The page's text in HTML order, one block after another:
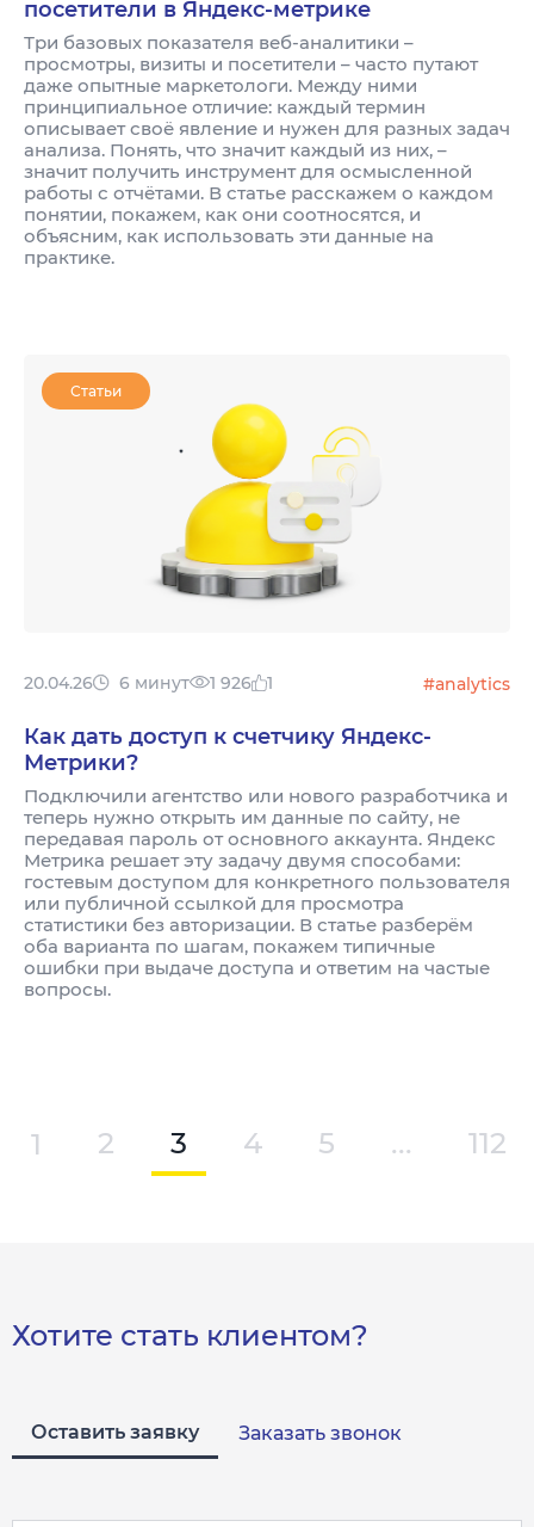
посетители в Яндекс-метрике
Три базовых показателя веб-аналитики –
просмотры, визиты и посетители – часто путают
даже опытные маркетологи. Между ними
принципиальное отличие: каждый термин
описывает своё явление и нужен для разных задач
анализа. Понять, что значит каждый из них, –
значит получить инструмент для осмысленной
работы с отчётами. В статье расскажем о каждом
понятии, покажем, как они соотносятся, и
объясним, как использовать эти данные на
практике.
Статьи
20.04.26 6 минут 1 926 1 #analytics
Как дать доступ к счетчику Яндекс-
Метрики?
Подключили агентство или нового разработчика и
теперь нужно открыть им данные по сайту, не
передавая пароль от основного аккаунта. Яндекс
Метрика решает эту задачу двумя способами:
гостевым доступом для конкретного пользователя
или публичной ссылкой для просмотра
статистики без авторизации. В статье разберём
оба варианта по шагам, покажем типичные
ошибки при выдаче доступа и ответим на частые
вопросы.
1 2 3 4 5 ... 112
Хотите стать клиентом?
Оставить заявку Заказать звонок